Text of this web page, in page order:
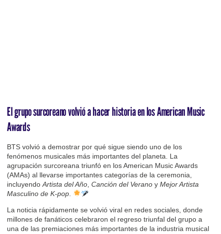
El grupo surcoreano volvió a hacer historia en los American Music
Awards
BTS volvió a demostrar por qué sigue siendo uno de los
fenómenos musicales más importantes del planeta. La
agrupación surcoreana triunfó en los American Music Awards
(AMAs) al llevarse importantes categorías de la ceremonia,
incluyendo Artista del Año Canción del Verano y Mejor Artista
Masculino de K-pop
La noticia rápidamente se volvió viral en redes sociales, donde
millones de fanáticos celebraron el regreso triunfal del grupo a
una de las premiaciones más importantes de la industria musical